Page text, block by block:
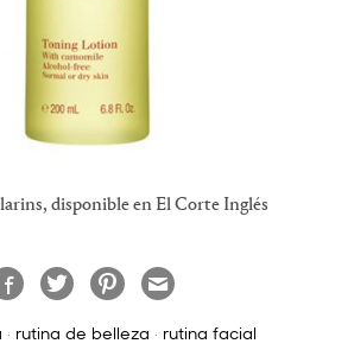
disponible en El Corte Inglés
· rutina de belleza · rutina facial